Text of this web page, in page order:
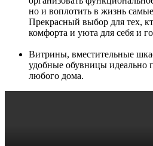
но и воплотить в жизнь
Прекрасный выбор для тех,
комфорта и уюта для себя и
Витрины, вместительные
удобные обувницы идеально
любого дома.